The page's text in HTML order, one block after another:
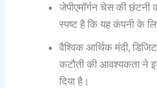
जेपीएमॉर्गन चेस की छंटनी
स्पष्ट है कि यह कंपनी के
वैश्विक आर्थिक मंदी,
कटौती की आवश्यकता ने
दिया है।